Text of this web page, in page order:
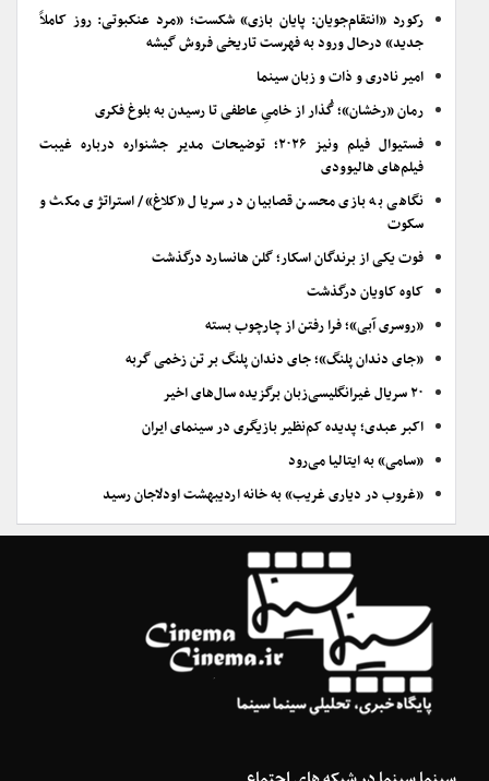
رکورد «انتقام‌جویان: پایان بازی» شکست؛ «مرد عنکبوتی: روز کاملاً
جدید» درحال ورود به فهرست تاریخی فروش گیشه
امیر نادری و ذات و زبان سینما
رمان «رخشان»؛ گُذار از خامیِ عاطفی تا رسیدن به بلوغ فکری
فستیوال فیلم ونیز ۲۰۲۶؛ توضیحات مدیر جشنواره درباره غیبت
فیلم‌های هالیوودی
نگاهی به بازی محسن قصابیان در سریال «کلاغ»/ استراتژی مکث و
سکوت
فوت یکی از برندگان اسکار؛ گلن هانسارد درگذشت
کاوه کاویان درگذشت
«روسری آبی»؛ فرا رفتن از چارچوب بسته
«جای دندان پلنگ»؛ جای دندان پلنگ بر تن زخمی گربه
۲۰ سریال غیرانگلیسی‌زبان برگزیده سال‌های اخیر
اکبر عبدی؛ پدیده کم‌نظیر بازیگری در سینمای ایران
«سامی» به ایتالیا می‌رود
«غروب در دیاری غریب» به خانه اردیبهشت اودلاجان رسید